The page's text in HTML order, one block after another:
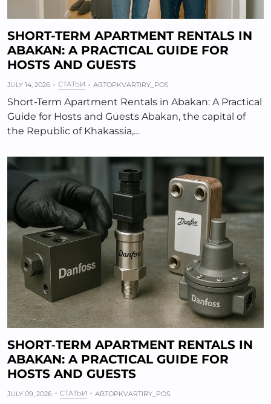
SHORT-TERM APARTMENT RENTALS IN
ABAKAN: A PRACTICAL GUIDE FOR
HOSTS AND GUESTS
JULY 14, 2026 СТАТЬИ АВТОРKVARTIRY_POS
Short-Term Apartment Rentals in Abakan: A Practical
Guide for Hosts and Guests Abakan, the capital of
the Republic of Khakassia,…
SHORT‑TERM APARTMENT RENTALS IN
ABAKAN: A PRACTICAL GUIDE FOR
HOSTS AND GUESTS
JULY 09, 2026 СТАТЬИ АВТОРKVARTIRY_POS